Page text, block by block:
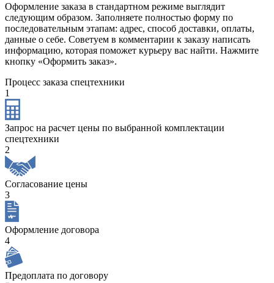
Оформление заказа в стандартном режиме выглядит
следующим образом. Заполняете полностью форму по
последовательным этапам: адрес, способ доставки, оплаты,
данные о себе. Советуем в комментарии к заказу написать
информацию, которая поможет курьеру вас найти. Нажмите
кнопку «Оформить заказ».
Процесс заказа спецтехники
1
Запрос на расчет цены по выбранной комплектации
спецтехники
2
Согласование цены
3
Оформление договора
4
Предоплата по договору